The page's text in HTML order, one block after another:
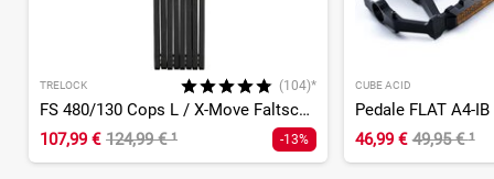
TRELOCK (104)*
FS 480/130 Cops L / X-Move Faltschloss
107,99 € 124,99 €¹ -13%
CUBE ACID
Pedale FLAT A4-
46,99 € 49,95 €¹